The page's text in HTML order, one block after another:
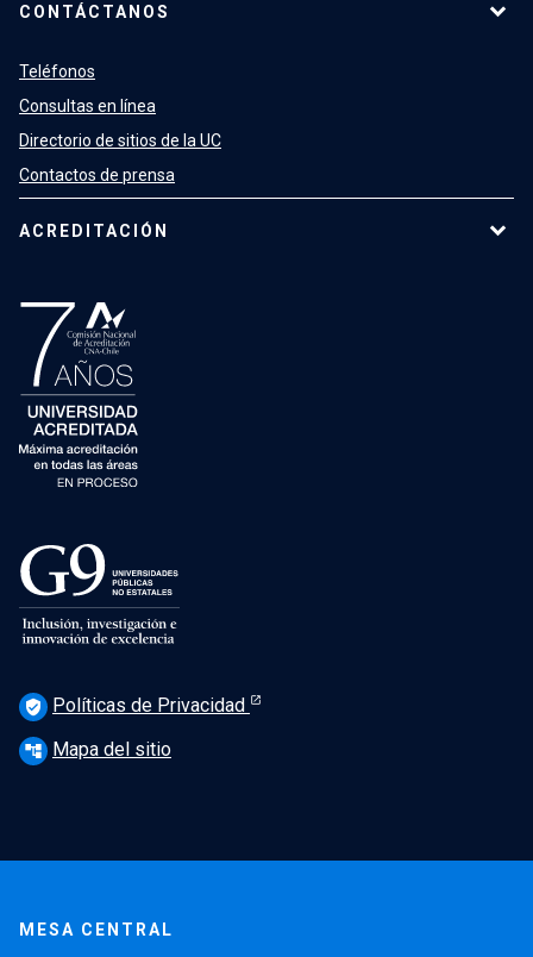
CONTÁCTANOS
Teléfonos
Consultas en línea
Directorio de sitios de la UC
Contactos de prensa
ACREDITACIÓN
verified_user Políticas de Privacidad
account_tree Mapa del sitio
MESA CENTRAL